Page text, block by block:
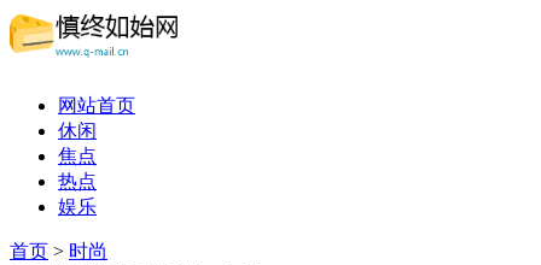
网站首页
休闲
焦点
热点
娱乐
首页 > 时尚